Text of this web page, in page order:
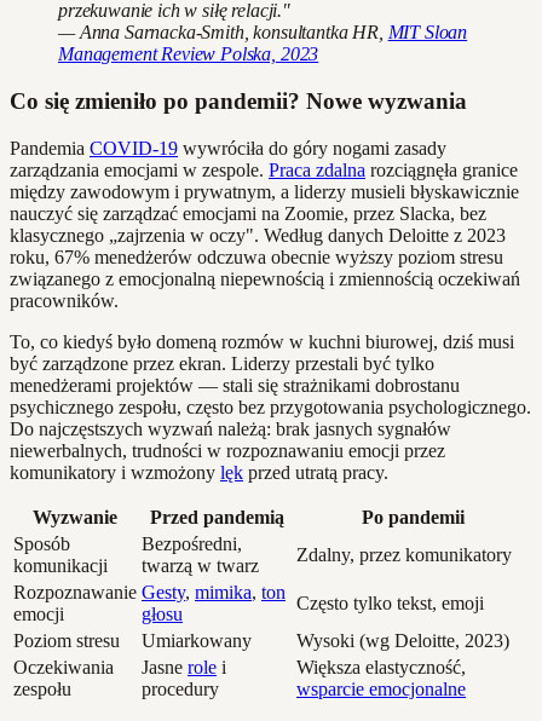
przekuwanie ich w siłę relacji."
— Anna Sarnacka-Smith, konsultantka HR, MIT Sloan
Management Review Polska, 2023
Co się zmieniło po pandemii? Nowe wyzwania
Pandemia COVID-19 wywróciła do góry nogami zasady
zarządzania emocjami w zespole. Praca zdalna rozciągnęła granice
między zawodowym i prywatnym, a liderzy musieli błyskawicznie
nauczyć się zarządzać emocjami na Zoomie, przez Slacka, bez
klasycznego „zajrzenia w oczy". Według danych Deloitte z 2023
roku, 67% menedżerów odczuwa obecnie wyższy poziom stresu
związanego z emocjonalną niepewnością i zmiennością oczekiwań
pracowników.
To, co kiedyś było domeną rozmów w kuchni biurowej, dziś musi
być zarządzone przez ekran. Liderzy przestali być tylko
menedżerami projektów — stali się strażnikami dobrostanu
psychicznego zespołu, często bez przygotowania psychologicznego.
Do najczęstszych wyzwań należą: brak jasnych sygnałów
niewerbalnych, trudności w rozpoznawaniu emocji przez
komunikatory i wzmożony lęk przed utratą pracy.
Wyzwanie Przed pandemią
Po pandemii
Sposób
komunikacji
Bezpośredni,
twarzą w twarz
Zdalny, przez komunikatory
Rozpoznawanie
emocji
Gesty, mimika, ton
głosu
Często tylko tekst, emoji
Poziom stresu
Umiarkowany
Wysoki (wg Deloitte, 2023)
Oczekiwania
zespołu
Jasne role i
procedury
Większa elastyczność,
wsparcie emocjonalne